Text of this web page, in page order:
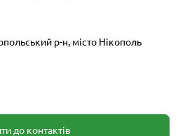
р-н, місто Нікополь
до контактів